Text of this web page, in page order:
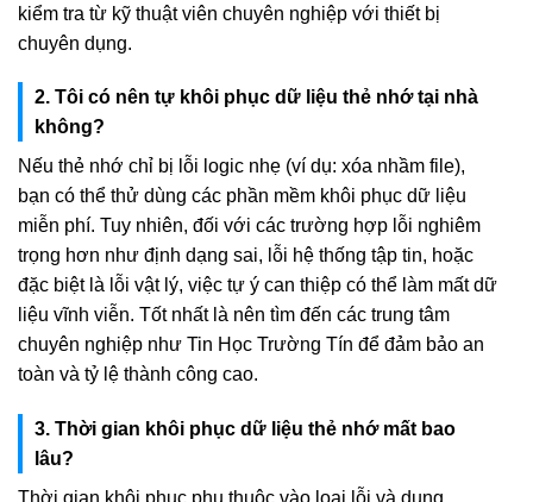
kiểm tra từ kỹ thuật viên chuyên nghiệp với thiết bị
chuyên dụng.
2. Tôi có nên tự khôi phục dữ liệu thẻ nhớ tại nhà
không?
Nếu thẻ nhớ chỉ bị lỗi logic nhẹ (ví dụ: xóa nhầm file),
bạn có thể thử dùng các phần mềm khôi phục dữ liệu
miễn phí. Tuy nhiên, đối với các trường hợp lỗi nghiêm
trọng hơn như định dạng sai, lỗi hệ thống tập tin, hoặc
đặc biệt là lỗi vật lý, việc tự ý can thiệp có thể làm mất dữ
liệu vĩnh viễn. Tốt nhất là nên tìm đến các trung tâm
chuyên nghiệp như Tin Học Trường Tín để đảm bảo an
toàn và tỷ lệ thành công cao.
3. Thời gian khôi phục dữ liệu thẻ nhớ mất bao
lâu?